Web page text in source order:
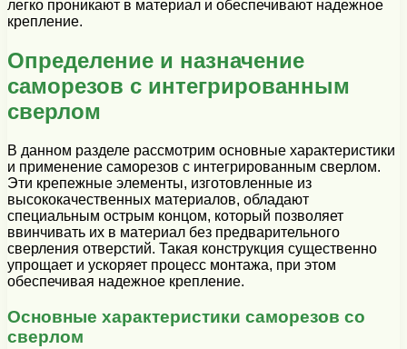
легко проникают в материал и обеспечивают надежное
крепление.
Определение и назначение
саморезов с интегрированным
сверлом
В данном разделе рассмотрим основные характеристики
и применение саморезов с интегрированным сверлом.
Эти крепежные элементы, изготовленные из
высококачественных материалов, обладают
специальным острым концом, который позволяет
ввинчивать их в материал без предварительного
сверления отверстий. Такая конструкция существенно
упрощает и ускоряет процесс монтажа, при этом
обеспечивая надежное крепление.
Основные характеристики саморезов со
сверлом